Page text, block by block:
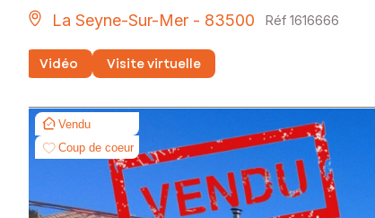
La Seyne-Sur-Mer - 83500 Réf 1616666
Vidéo Visite virtuelle
Vendu
Coup de coeur